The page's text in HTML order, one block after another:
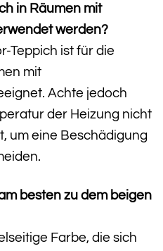
in Räumen mit
werden?
Teppich ist für die
mit
Achte jedoch
der Heizung nicht
um eine Beschädigung
besten zu dem beigen
Farbe, die sich